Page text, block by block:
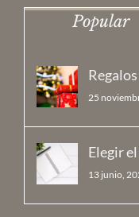
Popular
25
Elegir
13 junio,